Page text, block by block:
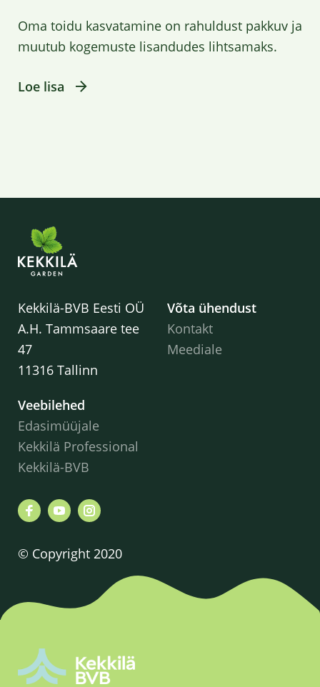
Oma toidu kasvatamine on rahuldust pakkuv ja
muutub kogemuste lisandudes lihtsamaks.
Loe lisa
Kekkilä-BVB Eesti OÜ
A.H. Tammsaare tee
47
11316 Tallinn
Võta ühendust
Kontakt
Meediale
Veebilehed
Edasimüüjale
Kekkilä Professional
Kekkilä-BVB
© Copyright 2020